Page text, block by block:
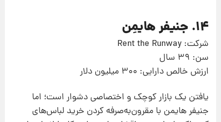
14. جنیفر هایمِن
شرکت: Rent the Runway
سن: 39 سال
ارزش خالص دارایی: 300 میلیون دلار
یافتن یک بازار کوچک و اختصاصی دشوار است؛ اما
جنیفر هایمن با مقرون‌به‌صرفه کردن خرید لباس‌های